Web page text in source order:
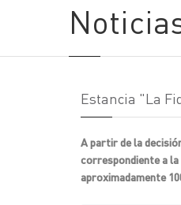
Estancia "La
A partir de la
correspondiente a
aproximadamente